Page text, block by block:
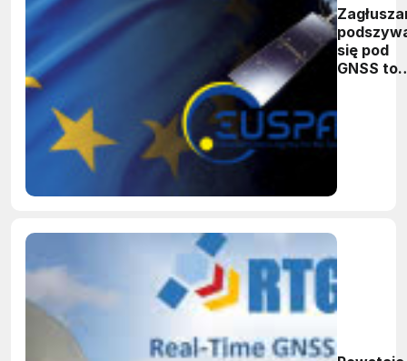
się pod
GNSS to